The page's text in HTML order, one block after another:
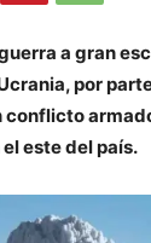
a gran
por
conflicto
este del país.